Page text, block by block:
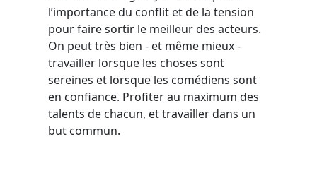
l’importance du conflit et de la tension
pour faire sortir le meilleur des acteurs.
On peut très bien - et même mieux -
travailler lorsque les choses sont
sereines et lorsque les comédiens sont
en confiance. Profiter au maximum des
talents de chacun, et travailler dans un
but commun.